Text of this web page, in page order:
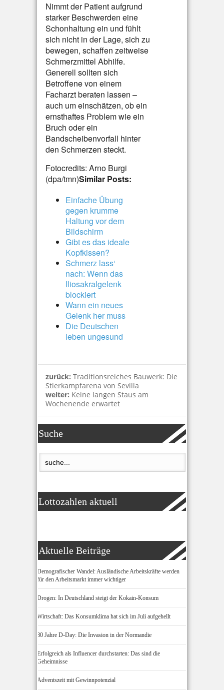
Nimmt der Patient aufgrund
starker Beschwerden eine
Schonhaltung ein und fühlt
sich nicht in der Lage, sich zu
bewegen, schaffen zeitweise
Schmerzmittel Abhilfe.
Generell sollten sich
Betroffene von einem
Facharzt beraten lassen –
auch um einschätzen, ob ein
ernsthaftes Problem wie ein
Bruch oder ein
Bandscheibenvorfall hinter
den Schmerzen steckt.
Fotocredits: Arno Burgi
(dpa/tmn)Similar Posts:
Einfache Übung
gegen krumme
Haltung vor dem
Bildschirm
Gibt es das ideale
Kopfkissen?
Schmerz lass‘
nach: Wenn das
Iliosakralgelenk
blockiert
Wann ein neues
Gelenk her muss
Die Deutschen
leben ungesund
zurück: Traditionsreiches Bauwerk: Die
Stierkampfarena von Sevilla
weiter: Keine langen Staus am
Wochenende erwartet
Suche
Lottozahlen aktuell
Aktuelle Beiträge
Demografischer Wandel: Ausländische Arbeitskräfte werden
für den Arbeitsmarkt immer wichtiger
Drogen: In Deutschland steigt der Kokain-Konsum
Wirtschaft: Das Konsumklima hat sich im Juli aufgehellt
80 Jahre D-Day: Die Invasion in der Normandie
Erfolgreich als Influencer durchstarten: Das sind die
Geheimnisse
Adventszeit mit Gewinnpotenzial